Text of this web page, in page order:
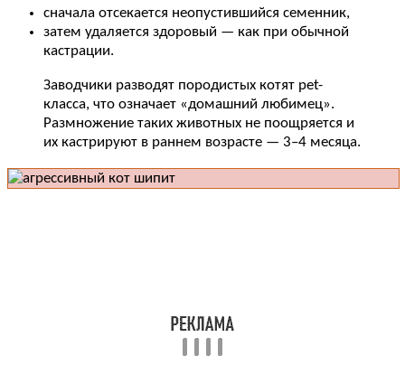
сначала отсекается неопустившийся семенник,
затем удаляется здоровый — как при обычной
кастрации.
Заводчики разводят породистых котят pet-
класса, что означает «домашний любимец».
Размножение таких животных не поощряется и
их кастрируют в раннем возрасте — 3–4 месяца.